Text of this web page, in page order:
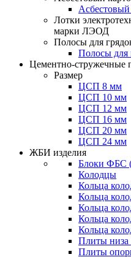
Асбестовый
Лотки
марки ЛЭОД
Полосы для
Полосы для
Цементно-стружечные
Размер
ЦСП 8 мм
ЦСП 10 мм
ЦСП 12 мм
ЦСП 16 мм
ЦСП 20 мм
ЦСП 24 мм
ЖБИ изделия
Блоки ФБС
Колодцы
Кольца
Кольца
Кольца
Кольца
Кольца
Плиты низа
Плиты